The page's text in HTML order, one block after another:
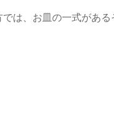
は、お皿の一式がある